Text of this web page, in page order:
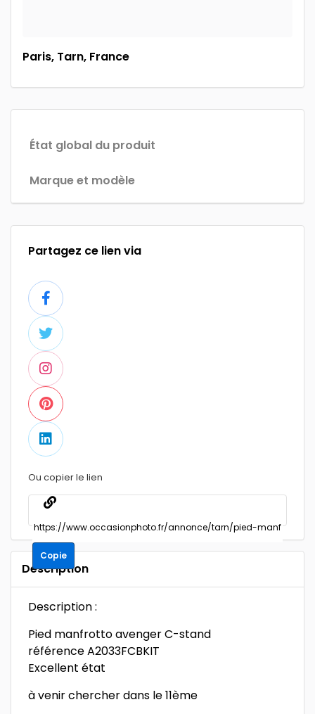
Paris, Tarn, France
État global du produit
Marque et modèle
Partagez ce lien via
Ou copier le lien
Copie
Description
Description :
Pied manfrotto avenger C-stand
référence A2033FCBKIT
Excellent état
à venir chercher dans le 11ème